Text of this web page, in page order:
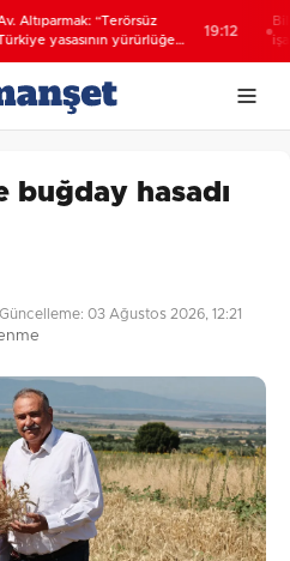
“Terörsüz
yürürlüğe
Bilecik'te
işaretli
buğday hasadı
Güncelleme: 03 Ağustos 2026, 12:21